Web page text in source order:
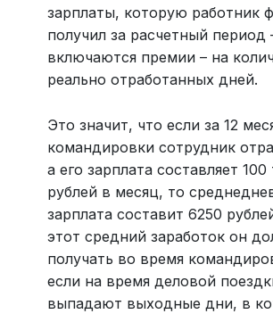
зарплаты, которую работник
получил за расчетный период
включаются премии – на
реально отработанных дней.
Это значит, что если за 12
командировки сотрудник
а его зарплата составляет 100
рублей в месяц, то
зарплата составит 6250
этот средний заработок он
получать во время
если на время деловой
выпадают выходные дни, в